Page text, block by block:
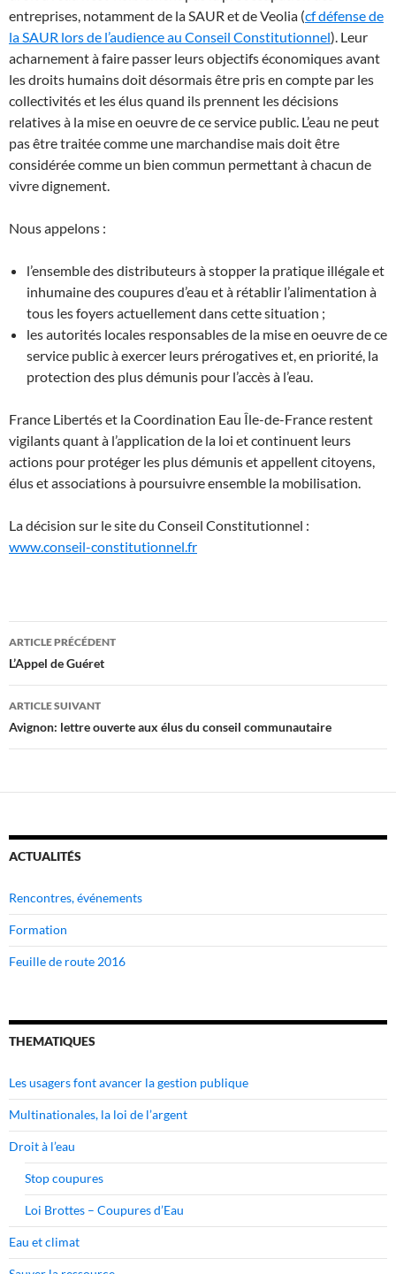
entreprises, notamment de la SAUR et de Veolia (cf défense de
la SAUR lors de l’audience au Conseil Constitutionnel). Leur
acharnement à faire passer leurs objectifs économiques avant
les droits humains doit désormais être pris en compte par les
collectivités et les élus quand ils prennent les décisions
relatives à la mise en oeuvre de ce service public. L’eau ne peut
pas être traitée comme une marchandise mais doit être
considérée comme un bien commun permettant à chacun de
vivre dignement.
Nous appelons :
l’ensemble des distributeurs à stopper la pratique illégale et
inhumaine des coupures d’eau et à rétablir l’alimentation à
tous les foyers actuellement dans cette situation ;
les autorités locales responsables de la mise en oeuvre de ce
service public à exercer leurs prérogatives et, en priorité, la
protection des plus démunis pour l’accès à l’eau.
France Libertés et la Coordination Eau Île-de-France restent
vigilants quant à l’application de la loi et continuent leurs
actions pour protéger les plus démunis et appellent citoyens,
élus et associations à poursuivre ensemble la mobilisation.
La décision sur le site du Conseil Constitutionnel :
www.conseil-constitutionnel.fr
Navigation
des
articles
ARTICLE PRÉCÉDENT
L’Appel de Guéret
ARTICLE SUIVANT
Avignon: lettre ouverte aux élus du conseil communautaire
ACTUALITÉS
Rencontres, événements
Formation
Feuille de route 2016
THEMATIQUES
Les usagers font avancer la gestion publique
Multinationales, la loi de l’argent
Droit à l’eau
Stop coupures
Loi Brottes – Coupures d’Eau
Eau et climat